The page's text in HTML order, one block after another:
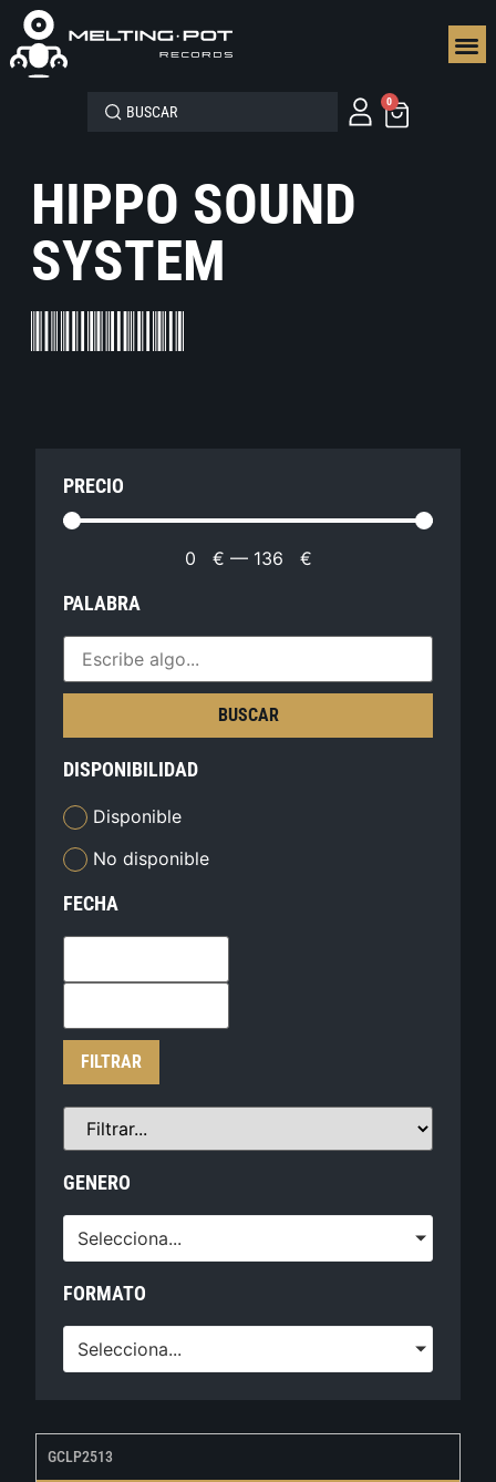
0
HIPPO SOUND
SYSTEM
PRECIO
0 € — 136 €
PALABRA
BUSCAR
DISPONIBILIDAD
Disponible
No disponible
FECHA
FILTRAR
GENERO
Selecciona...
FORMATO
Selecciona...
GCLP2513